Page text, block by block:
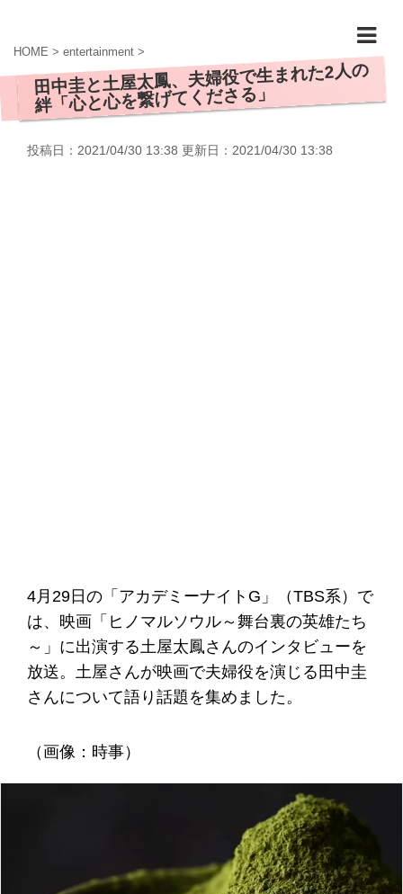
HOME > entertainment >
田中圭と土屋太鳳、夫婦役で生まれた2人の
絆「心と心を繋げてくださる」
投稿日：2021/04/30 13:38 更新日： 2021/04/30 13:38
4月29日の「アカデミーナイトG」（TBS系）で
は、映画「ヒノマルソウル～舞台裏の英雄たち
～」に出演する土屋太鳳さんのインタビューを
放送。土屋さんが映画で夫婦役を演じる田中圭
さんについて語り話題を集めました。
（画像：時事）